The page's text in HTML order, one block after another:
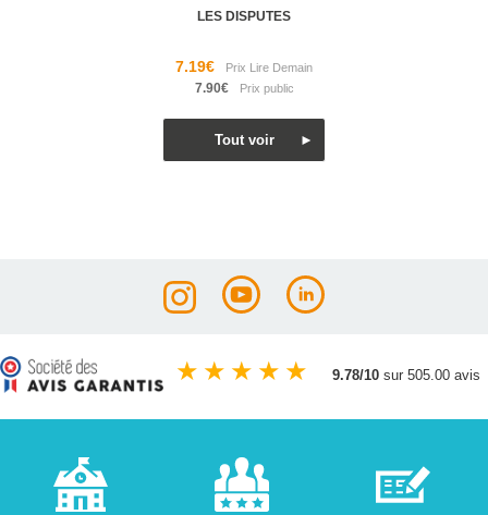
LES DISPUTES
7.19€
7.90€
★ ★ ★ ★ ★ 9.78/10 sur 505.00 avis